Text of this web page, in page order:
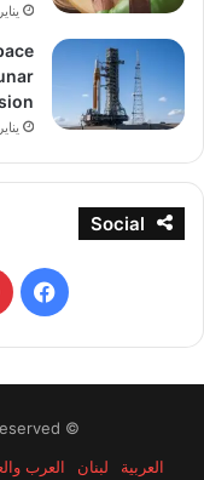
يناير 20, 2026
يناير 20, 2026
Social
© Copyright 2026, All Rights Reserved
العربية
لبنان العرب